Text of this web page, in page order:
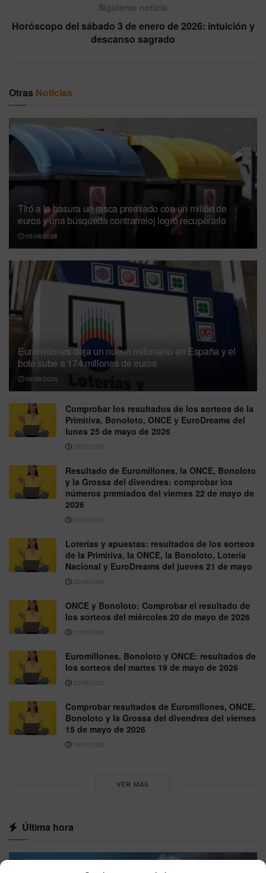
Siguiente noticia
Horóscopo del sábado 3 de enero de 2026: intuición y
descanso sagrado
Otras Noticias
Tiró a la basura un rasca premiado con un millón de
euros y una búsqueda contrarreloj logró recuperarlo
05/08/2026
Euromillones deja un nuevo millonario en España y el
bote sube a 174 millones de euros
06/06/2026
Comprobar los resultados de los sorteos de la
Primitiva, Bonoloto, ONCE y EuroDreams del
lunes 25 de mayo de 2026
26/05/2026
Resultado de Euromillones, la ONCE, Bonoloto
y la Grossa del divendres: comprobar los
números premiados del viernes 22 de mayo de
2026
23/05/2026
Loterías y apuestas: resultados de los sorteos
de la Primitiva, la ONCE, la Bonoloto, Lotería
Nacional y EuroDreams del jueves 21 de mayo
22/05/2026
ONCE y Bonoloto: Comprobar el resultado de
los sorteos del miércoles 20 de mayo de 2026
21/05/2026
Euromillones, Bonoloto y ONCE: resultados de
los sorteos del martes 19 de mayo de 2026
20/05/2026
Comprobar resultados de Euromillones, ONCE,
Bonoloto y la Grossa del divendres del viernes
15 de mayo de 2026
16/05/2026
VER MÁS
Última hora